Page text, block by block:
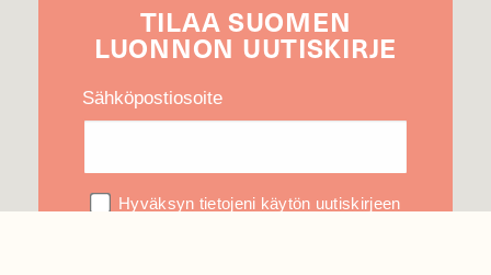
TILAA SUOMEN
LUONNON UUTIS­KIRJE
Sähköpostiosoite
Hyväksyn tietojeni käytön uutiskirjeen